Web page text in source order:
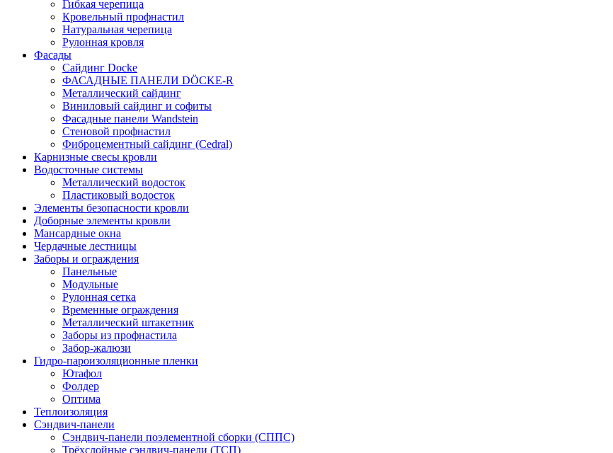
Гибкая черепица
Кровельный профнастил
Натуральная черепица
Рулонная кровля
Фасады
Сайдинг Docke
ФАСАДНЫЕ ПАНЕЛИ DÖCKE-R
Металлический сайдинг
Виниловый сайдинг и софиты
Фасадные панели Wandstein
Стеновой профнастил
Фиброцементный сайдинг (Cedral)
Карнизные свесы кровли
Водосточные системы
Металлический водосток
Пластиковый водосток
Элементы безопасности кровли
Доборные элементы кровли
Мансардные окна
Чердачные лестницы
Заборы и ограждения
Панельные
Модульные
Рулонная сетка
Временные ограждения
Металлический штакетник
Заборы из профнастила
Забор-жалюзи
Гидро-пароизоляционные пленки
Ютафол
Фолдер
Оптима
Теплоизоляция
Сэндвич-панели
Сэндвич-панели поэлементной сборки (СППС)
Трёхслойные сэндвич-панели (ТСП)